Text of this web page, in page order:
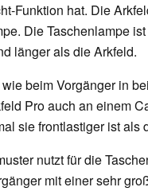
Funktion hat. Die
Die Taschenlampe
länger als die Arkfeld.
beim Vorgänger in
Pro auch an einem
sie frontlastiger ist als
nutzt für die
mit einer sehr